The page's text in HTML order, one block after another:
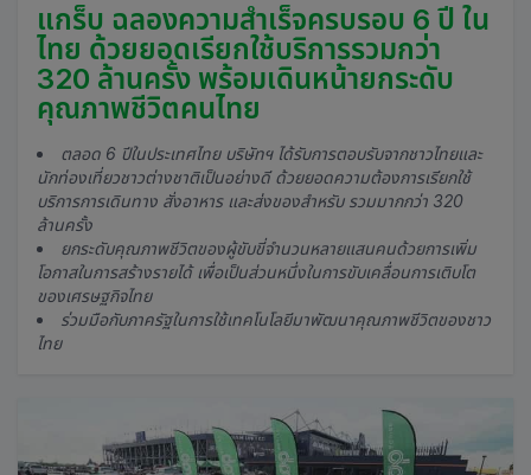
แกร็บ ฉลองความสำเร็จครบรอบ 6 ปี ใน
ไทย ด้วยยอดเรียกใช้บริการรวมกว่า
320 ล้านครั้ง พร้อมเดินหน้ายกระดับ
คุณภาพชีวิตคนไทย
ตลอด 6 ปีในประเทศไทย บริษัทฯ ได้รับการตอบรับจากชาวไทยและ
นักท่องเที่ยวชาวต่างชาติเป็นอย่างดี ด้วยยอดความต้องการเรียกใช้
บริการการเดินทาง สั่งอาหาร และส่งของสำหรับ รวมมากกว่า 320
ล้านครั้ง
ยกระดับคุณภาพชีวิตของผู้ขับขี่จำนวนหลายแสนคนด้วยการเพิ่ม
โอกาสในการสร้างรายได้ เพื่อเป็นส่วนหนึ่งในการขับเคลื่อนการเติบโต
ของเศรษฐกิจไทย
ร่วมมือกับภาครัฐในการใช้เทคโนโลยีมาพัฒนาคุณภาพชีวิตของชาว
ไทย